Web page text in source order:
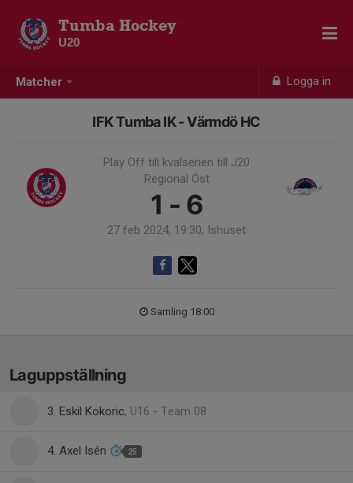
Matcher Logga in
Tumba Hockey
U20
IFK Tumba IK - Värmdö HC
Play Off till kvalserien till J20
Regional Öst
1 - 6
27 feb 2024, 19:30, Ishuset
Samling 18:00
Laguppställning
3. Eskil Kokoric, U16 - Team 08
4. Axel Isén 25